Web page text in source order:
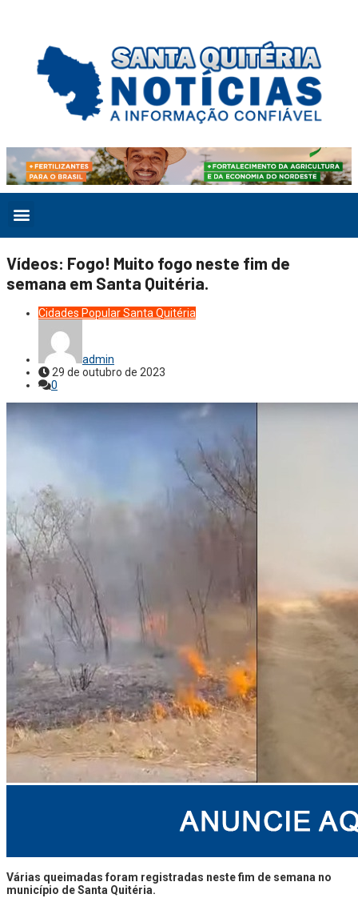
Vídeos: Fogo! Muito fogo neste fim de
semana em Santa Quitéria.
Cidades PopularSanta Quitéria
admin
29 de outubro de 2023
0
Várias queimadas foram registradas neste fim de semana no
município de Santa Quitéria.